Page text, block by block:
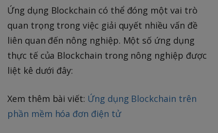
Ứng dụng Blockchain có thể đóng một vai trò
quan trọng trong việc giải quyết nhiều vấn đề
liên quan đến nông nghiệp. Một số ứng dụng
thực tế của Blockchain trong nông nghiệp được
liệt kê dưới đây:
Xem thêm bài viết: Ứng dụng Blockchain trên
phần mềm hóa đơn điện tử